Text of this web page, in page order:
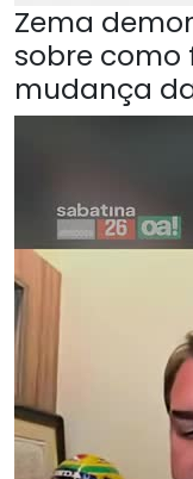
Zema
sobre como
mudança